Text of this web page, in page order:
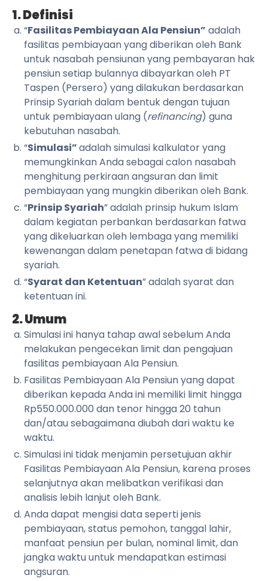
1. Definisi
“Fasilitas Pembiayaan Ala Pensiun” adalah
fasilitas pembiayaan yang diberikan oleh Bank
untuk nasabah pensiunan yang pembayaran hak
pensiun setiap bulannya dibayarkan oleh PT
Taspen (Persero) yang dilakukan berdasarkan
Prinsip Syariah dalam bentuk dengan tujuan
untuk pembiayaan ulang (refinancing) guna
kebutuhan nasabah.
“Simulasi”adalah simulasi kalkulator yang
memungkinkan Anda sebagai calon nasabah
menghitung perkiraan angsuran dan limit
pembiayaan yang mungkin diberikan oleh Bank.
“Prinsip Syariah” adalah prinsip hukum Islam
dalam kegiatan perbankan berdasarkan fatwa
yang dikeluarkan oleh lembaga yang memiliki
kewenangan dalam penetapan fatwa di bidang
syariah.
“Syarat dan Ketentuan” adalah syarat dan
ketentuan ini.
2. Umum
Simulasi ini hanya tahap awal sebelum Anda
melakukan pengecekan limit dan pengajuan
fasilitas pembiayaan Ala Pensiun.
Fasilitas Pembiayaan Ala Pensiun yang dapat
diberikan kepada Anda ini memiliki limit hingga
Rp550.000.000 dan tenor hingga 20 tahun
dan/atau sebagaimana diubah dari waktu ke
waktu.
Simulasi ini tidak menjamin persetujuan akhir
Fasilitas Pembiayaan Ala Pensiun, karena proses
selanjutnya akan melibatkan verifikasi dan
analisis lebih lanjut oleh Bank.
Anda dapat mengisi data seperti jenis
pembiayaan, status pemohon, tanggal lahir,
manfaat pensiun per bulan, nominal limit, dan
jangka waktu untuk mendapatkan estimasi
angsuran.